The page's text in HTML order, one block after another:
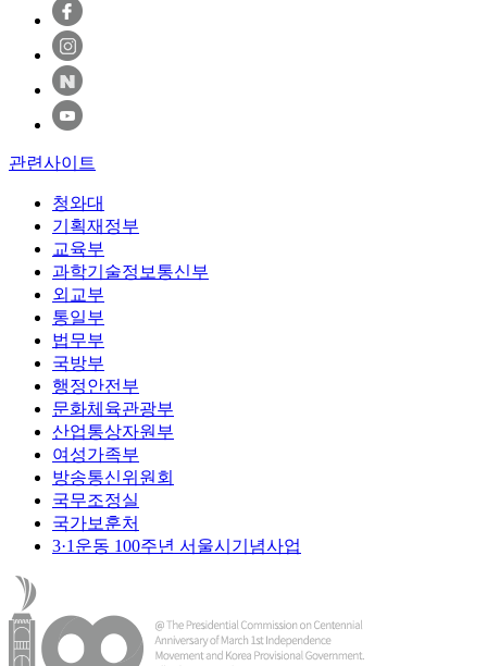
관련사이트
청와대
기획재정부
교육부
과학기술정보통신부
외교부
통일부
법무부
국방부
행정안전부
문화체육관광부
산업통상자원부
여성가족부
방송통신위원회
국무조정실
국가보훈처
3·1운동 100주년 서울시기념사업